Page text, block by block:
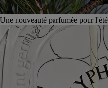
Une nouveauté parfumée pour l'été